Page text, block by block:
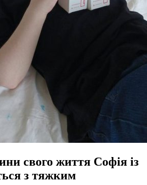
свого життя Софія із
з тяжким